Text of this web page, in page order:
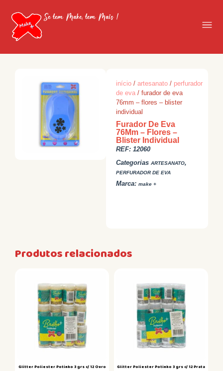
Se tem Make, tem Mais !
início /artesanato / perfurador
de eva / furador de eva
76mm – flores – blister
individual
Furador De Eva
76Mm – Flores –
Blister Individual
REF:12060
Categorias ARTESANATO,
PERFURADOR DE EVA
Marca:make +
Produtos relacionados
Glitter Poliester Potinho 3 grs c/ 12 Ouro Glitter Poliester Potinho 3 grs c/ 12 Prata